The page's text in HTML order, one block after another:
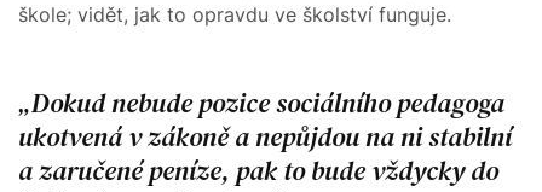
škole; vidět, jak to opravdu ve školství funguje.
Dokud nebude pozice sociálního pedagoga
ukotvená v zákoně a nepůjdou na ni stabilní
a zaručené peníze, pak to bude vždycky do